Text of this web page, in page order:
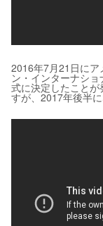
2016年7月21日にア
ン・インターナシ
式に決定したこと
すが、2017年後半